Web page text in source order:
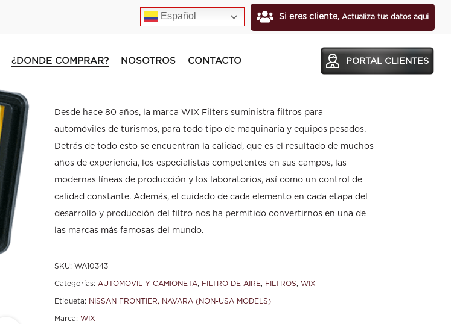
Español Si eres cliente, Actualiza tus datos aqui
¿DONDE COMPRAR? NOSOTROS CONTACTO PORTAL CLIENTES
FILTRO DE AIRE WIX WA10343
Desde hace 80 años, la marca WIX Filters suministra filtros para
automóviles de turismos, para todo tipo de maquinaria y equipos pesados.
Detrás de todo esto se encuentran la calidad, que es el resultado de muchos
años de experiencia, los especialistas competentes en sus campos, las
modernas líneas de producción y los laboratorios, así como un control de
calidad constante. Además, el cuidado de cada elemento en cada etapa del
desarrollo y producción del filtro nos ha permitido convertirnos en una de
las marcas más famosas del mundo.
SKU: WA10343
Categorías: AUTOMOVIL Y CAMIONETA, FILTRO DE AIRE, FILTROS, WIX
Etiqueta: NISSAN FRONTIER, NAVARA (NON-USA MODELS)
Marca: WIX